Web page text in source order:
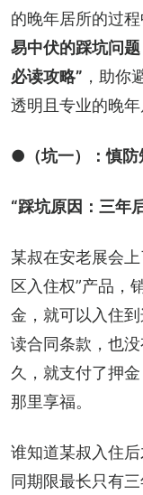
的晚年居所的过程
易中伏的踩坑问
必读攻略” ，助你
透明且专业的晚年
●（坑一）：慎防
“踩坑原因：三年
某叔在安老展会
区入住权”产品，
金，就可以入住
读合同条款，也
久，就支付了押
那里享福。
谁知道某叔入住
同期限最长只有